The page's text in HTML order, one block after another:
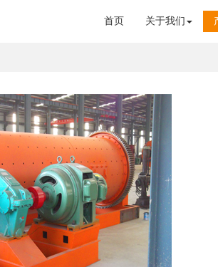
首页 关于我们